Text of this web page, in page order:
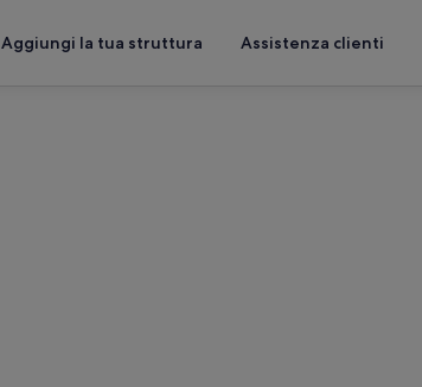
Aggiungi la tua struttura Assistenza clienti